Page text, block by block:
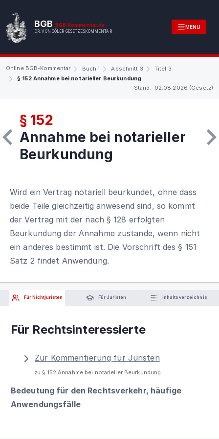
BGB BGB.Kommentar.de
DR. VON GÖLER GESETZESKOMMENTAR
MENU
Online BGB-Kommentar Buch 1 Abschnitt 3
Titel 3
§ 152 Annahme bei notarieller Beurkundung
Stand: 02.08.2026 (Gesetz)
§ 152
Annahme bei notarieller
Beurkundung
Wird ein Vertrag notariell beurkundet, ohne dass
beide Teile gleichzeitig anwesend sind, so kommt
der Vertrag mit der nach § 128 erfolgten
Beurkundung der Annahme zustande, wenn nicht
ein anderes bestimmt ist. Die Vorschrift des § 151
Satz 2 findet Anwendung.
Für Nichtjuristen Für Juristen Inhaltsverzeichnis
Für Rechtsinteressierte
Zur Kommentierung für Juristen
zu § 152 Annahme bei notarieller Beurkundung
Bedeutung für den Rechtsverkehr, häufige
Anwendungsfälle